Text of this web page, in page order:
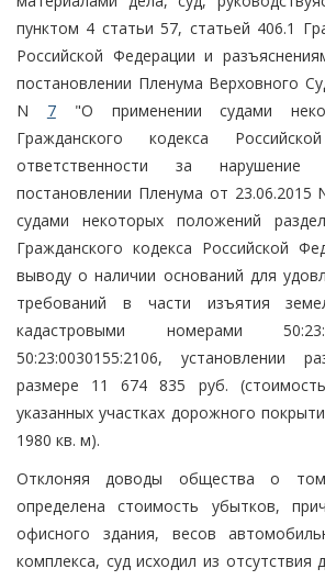
пунктом 4 статьи 57, статьей 406.1
Российской Федерации и
постановлении Пленума Верховного
N 7"О применении судами
Гражданского кодекса
ответственности за нарушение
постановлении Пленума от 23.06.2015
судами некоторых положений
Гражданского кодекса Российской
выводу о наличии оснований для
требований в части изъятия
кадастровыми номерами
50:23:0030155:2106, установлении
размере 11 674 835 руб.
указанных участках дорожного
1980 кв. м).
Отклоняя доводы общества о
определена стоимость убытков,
офисного здания, весов
комплекса, суд исходил из отсутствия